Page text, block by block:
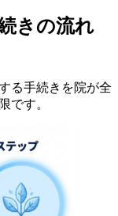
きの流れ
る手続きを院が全
です。